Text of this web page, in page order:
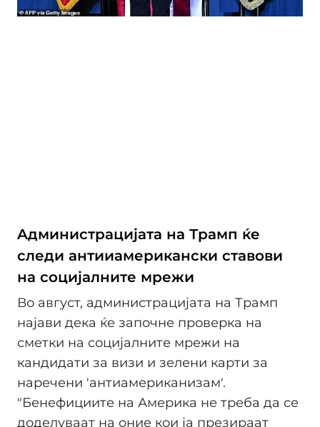
Aдминистрацијата на Трамп ќе
следи антииамерикански ставови
на социјалните мрежи
Во август, администрацијата на Трамп
најави дека ќе започне проверка на
сметки на социјалните мрежи на
кандидати за визи и зелени карти за
наречени 'антиамериканизам'.
"Бенефициите на Америка не треба да се
доделуваат на оние кои ја презираат